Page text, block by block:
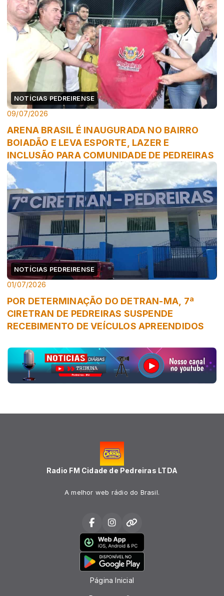
NOTÍCIAS PEDREIRENSE
09/07/2026
ARENA BRASIL É INAUGURADA NO BAIRRO
BOIADÃO E LEVA ESPORTE, LAZER E
INCLUSÃO PARA COMUNIDADE DE PEDREIRAS
NOTÍCIAS PEDREIRENSE
01/07/2026
POR DETERMINAÇÃO DO DETRAN-MA, 7ª
CIRETRAN DE PEDREIRAS SUSPENDE
RECEBIMENTO DE VEÍCULOS APREENDIDOS
Radio FM Cidade de Pedreiras LTDA
A melhor web rádio do Brasil.
Página Inicial